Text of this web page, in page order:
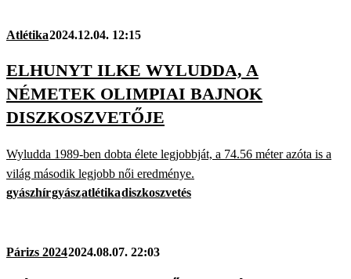
Atlétika2024.12.04. 12:15
ELHUNYT ILKE WYLUDDA, A
NÉMETEK OLIMPIAI BAJNOK
DISZKOSZVETŐJE
Wyludda 1989-ben dobta élete legjobbját, a 74.56 méter azóta is a
világ második legjobb női eredménye.
gyászhírgyászatlétikadiszkoszvetés
Párizs 20242024.08.07. 22:03